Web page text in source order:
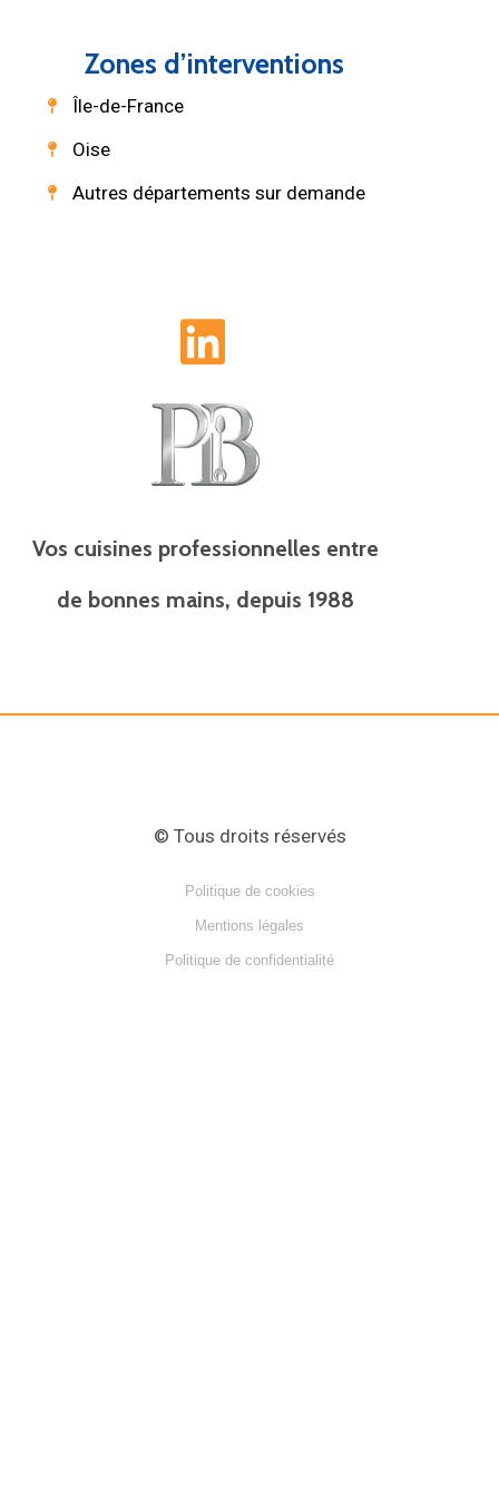
Vos cuisines professionnelles entre
de bonnes mains, depuis 1988
L
i
n
k
e
d
n
Zones d’interventions
Île-de-France
Oise
Autres départements sur demande
© Tous droits réservés
Politique de cookies
Mentions légales
Politique de confidentialité